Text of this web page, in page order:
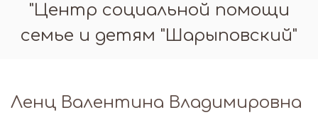
"Центр социальной помощи
семье и детям "Шарыповский"
Ленц Валентина Владимировна